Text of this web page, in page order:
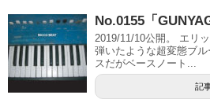
No.0155「
2019/11/10公開。 エリ
弾いたような超変態ブ
スだがベースノート...
記